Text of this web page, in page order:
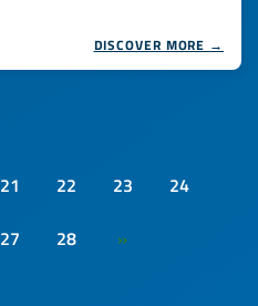
DISCOVER MORE →
21 22 23
24
27 28 »